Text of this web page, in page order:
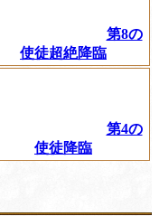
第8の
使徒超絶降臨
第4の
使徒降臨